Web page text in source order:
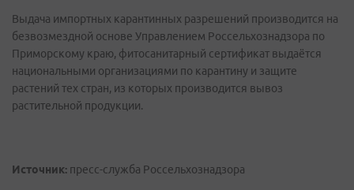
Выдача импортных карантинных разрешений производится на
безвозмездной основе Управлением Россельхознадзора по
Приморскому краю, фитосанитарный сертификат выдаётся
национальными организациями по карантину и защите
растений тех стран, из которых производится вывоз
растительной продукции.
Источник: пресс-служба Россельхознадзора